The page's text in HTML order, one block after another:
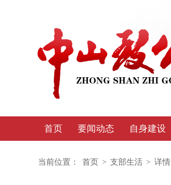
首页 要闻动态 自身建设
当前位置： 首页 > 支部生活 > 详情